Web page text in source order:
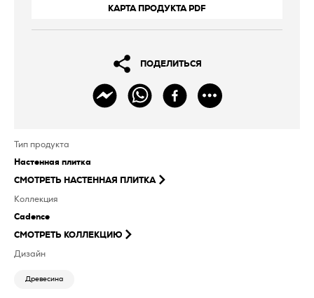
КАРТА ПРОДУКТА PDF
ПОДЕЛИТЬСЯ
Тип продукта
Настенная плитка
СМОТРЕТЬ НАСТЕННАЯ ПЛИТКА
Коллекция
Cadence
СМОТРЕТЬ КОЛЛЕКЦИЮ
Дизайн
Древесина